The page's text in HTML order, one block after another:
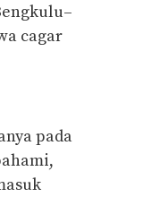
cagar
pada